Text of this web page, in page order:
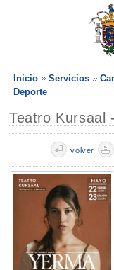
Inicio Servicios
Deporte
Teatro Kursaal
volver